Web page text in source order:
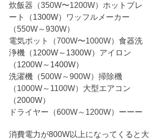
炊飯器（350W〜1200W） ホットプレ
ート（1300W）
ワッフルメーカー
（550W～930W）
電気ポット（700W〜1000W） 食器洗
浄機（1200W～1300W）アイロン
（1200W～1400W）
洗濯機（500W～900W）掃除機
（1000W～1100W） 大型エアコン
（2000W）
ドライヤー（600W～1200W） ーーー
消費電力が800W以上になってくると大